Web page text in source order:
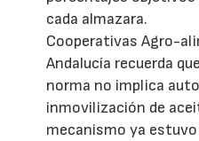
cada almazara.
Cooperativas Agro-
Andalucía recuerda
norma no implica
inmovilización de
mecanismo ya